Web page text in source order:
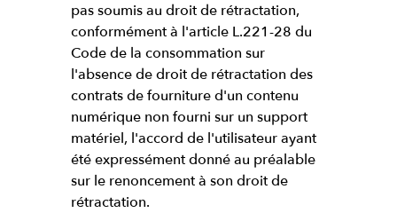
pas soumis au droit de rétractation,
conformément à l'article L.221-28 du
Code de la consommation sur
l'absence de droit de rétractation des
contrats de fourniture d'un contenu
numérique non fourni sur un support
matériel, l'accord de l'utilisateur ayant
été expressément donné au préalable
sur le renoncement à son droit de
rétractation.